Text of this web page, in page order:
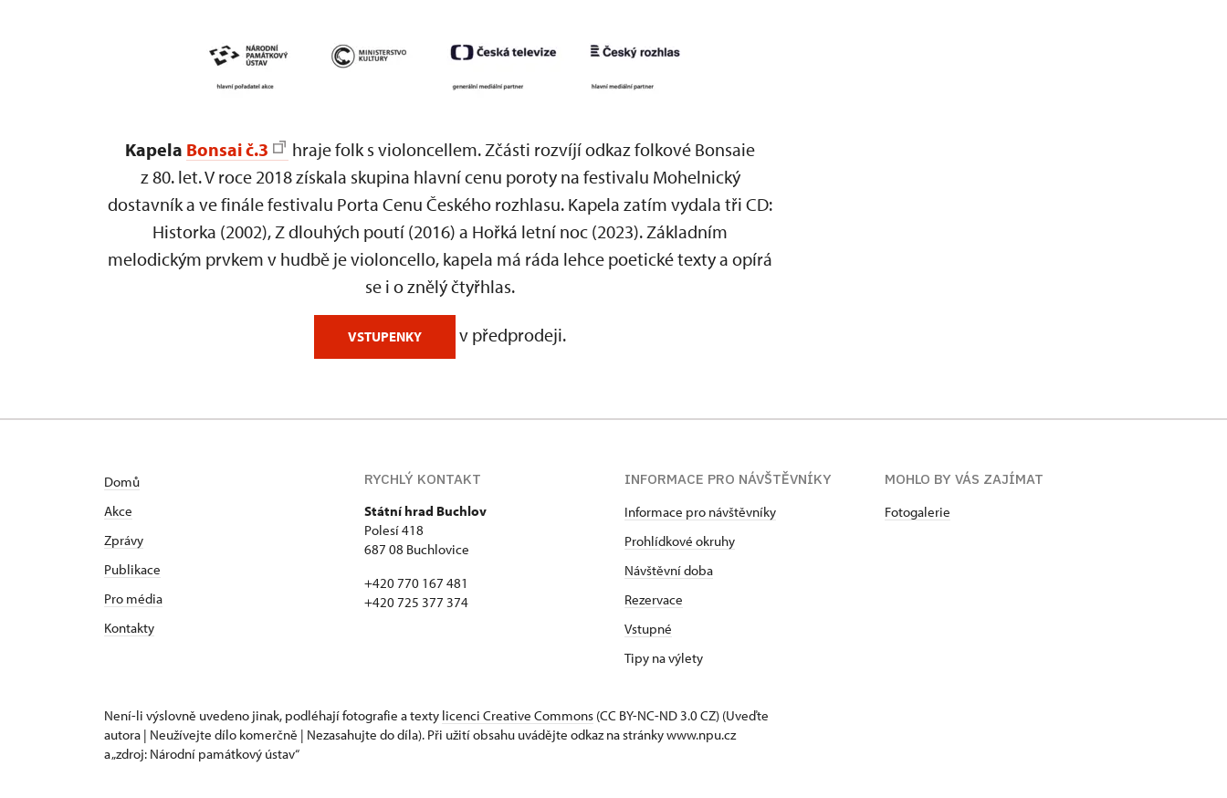
Kapela Bonsai č.3
hraje folk s violoncellem. Zčásti rozvíjí odkaz folkové Bonsaie
z 80. let. V roce 2018 získala skupina hlavní cenu poroty na festivalu Mohelnický
dostavník a ve finále festivalu Porta Cenu Českého rozhlasu. Kapela zatím vydala tři CD:
Historka (2002), Z dlouhých poutí (2016) a Hořká letní noc (2023). Základním
melodickým prvkem v hudbě je violoncello, kapela má ráda lehce poetické texty a opírá
se i o znělý čtyřhlas.
VSTUPENKY v předprodeji.
Domů
Akce
Zprávy
Publikace
Pro média
Kontakty
RYCHLÝ KONTAKT
Státní hrad Buchlov
Polesí 418
687 08 Buchlovice
+420 770 167 481
+420 725 377 374
INFORMACE PRO NÁVŠTĚVNÍKY
Informace pro návštěvníky
Prohlídkové okruhy
Návštěvní doba
Rezervace
Vstupné
Tipy na výlety
MOHLO BY VÁS ZAJÍMAT
Fotogalerie
Není-li výslovně uvedeno jinak, podléhají fotografie a texty licenci Creative Commons (CC BY-NC-ND 3.0 CZ) (Uveďte
autora | Neužívejte dílo komerčně | Nezasahujte do díla). Při užití obsahu uvádějte odkaz na stránky www.npu.cz
a „zdroj: Národní památkový ústav“